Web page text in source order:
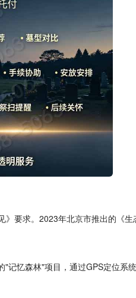
要求。2023年北京市推出的《
忆森林"项目，通过GPS定位系